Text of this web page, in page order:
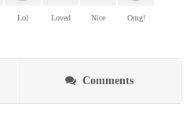
Lol Loved Nice Omg!
Comments